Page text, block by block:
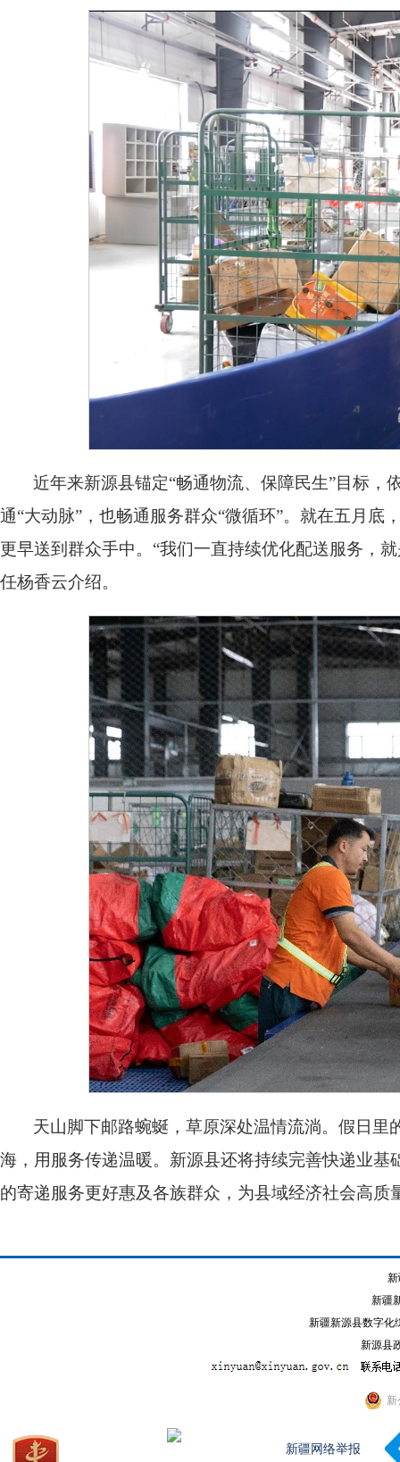
近年来新源县锚定“畅通物流、保障民生”目标
通“大动脉”，也畅通服务群众“微循环”。就在五月
更早送到群众手中。“我们一直持续优化配送服务，
任杨香云介绍。
天山脚下邮路蜿蜒，草原深处温情流淌。假日
海，用服务传递温暖。新源县还将持续完善快递业
的寄递服务更好惠及各族群众，为县域经济社会高质
新疆
新疆新源县数字化
新源县
新
新疆网络举报